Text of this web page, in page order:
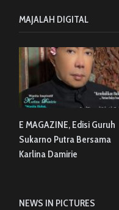
MAJALAH DIGITAL
E MAGAZINE, Edisi Guruh
Sukarno Putra Bersama
Karlina Damirie
NEWS IN PICTURES